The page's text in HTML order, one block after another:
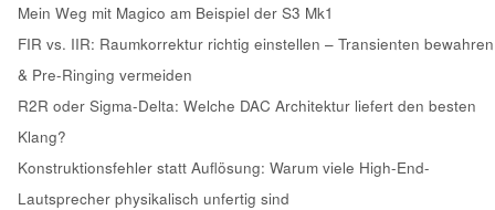
Mein Weg mit Magico am Beispiel der S3 Mk1
FIR vs. IIR: Raumkorrektur richtig einstellen – Transienten bewahren
& Pre-Ringing vermeiden
R2R oder Sigma-Delta: Welche DAC Architektur liefert den besten
Klang?
Konstruktionsfehler statt Auflösung: Warum viele High-End-
Lautsprecher physikalisch unfertig sind